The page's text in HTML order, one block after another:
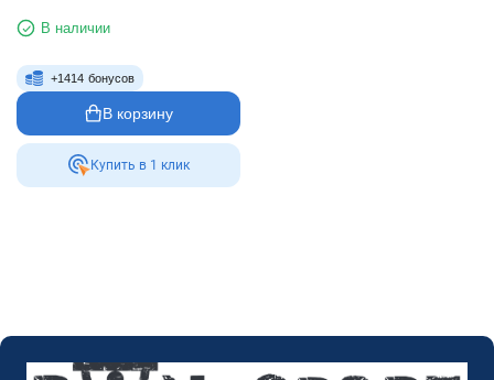
В наличии
+1414 бонусов
В корзину
Купить в 1 клик